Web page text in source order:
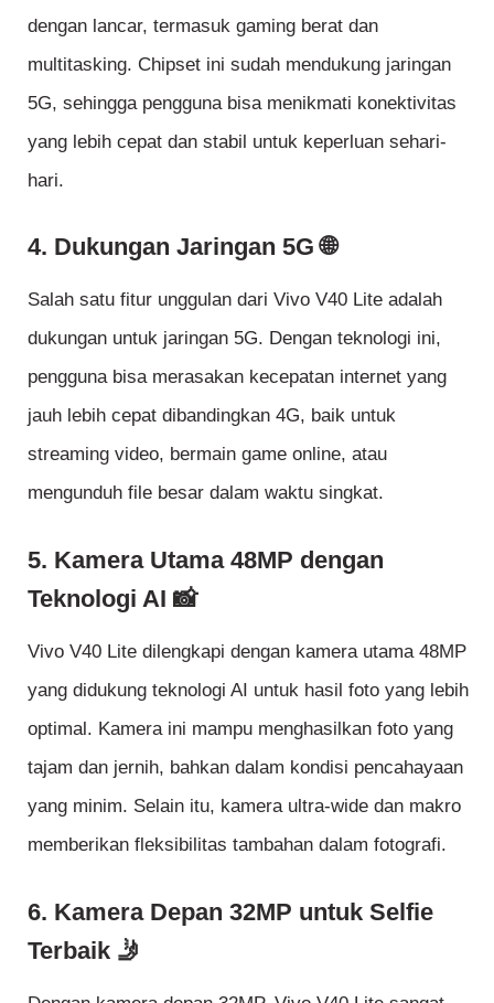
dengan lancar, termasuk gaming berat dan
multitasking. Chipset ini sudah mendukung jaringan
5G, sehingga pengguna bisa menikmati konektivitas
yang lebih cepat dan stabil untuk keperluan sehari-
hari.
4. Dukungan Jaringan 5G 🌐
Salah satu fitur unggulan dari Vivo V40 Lite adalah
dukungan untuk jaringan 5G. Dengan teknologi ini,
pengguna bisa merasakan kecepatan internet yang
jauh lebih cepat dibandingkan 4G, baik untuk
streaming video, bermain game online, atau
mengunduh file besar dalam waktu singkat.
5. Kamera Utama 48MP dengan
Teknologi AI 📸
Vivo V40 Lite dilengkapi dengan kamera utama 48MP
yang didukung teknologi AI untuk hasil foto yang lebih
optimal. Kamera ini mampu menghasilkan foto yang
tajam dan jernih, bahkan dalam kondisi pencahayaan
yang minim. Selain itu, kamera ultra-wide dan makro
memberikan fleksibilitas tambahan dalam fotografi.
6. Kamera Depan 32MP untuk Selfie
Terbaik 🤳